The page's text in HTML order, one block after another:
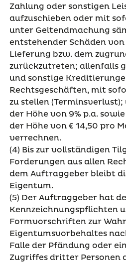
Zahlung oder sonstigen
aufzuschieben oder mit
unter Geltendmachung
entstehender Schäden
Lieferung bzw. dem
zurückzutreten; allenfalls
und sonstige
Rechtsgeschäften, mit
zu stellen (Terminsverlust);
der Höhe von 9% p.a.
der Höhe von € 14,50 pro
verrechnen.
(4) Bis zur vollständigen
Forderungen aus allen
dem Auftraggeber bleibt
Eigentum.
(5) Der Auftraggeber hat
Kennzeichnungspflichten
Formvorschriften zur
Eigentumsvorbehaltes
Falle der Pfändung oder
Zugriffes dritter Personen